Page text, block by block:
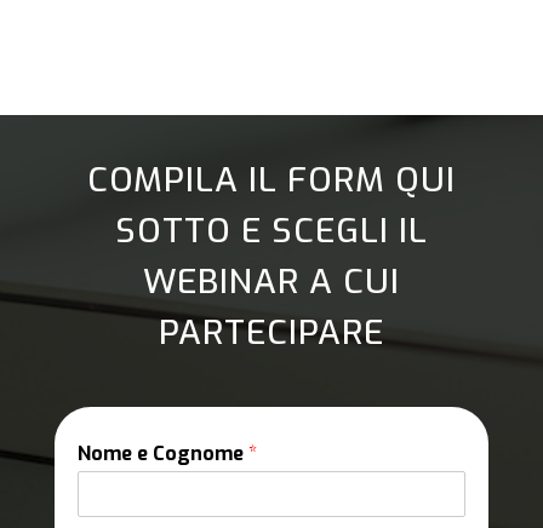
COMPILA IL FORM QUI
SOTTO E SCEGLI IL
WEBINAR A CUI
PARTECIPARE
Nome e Cognome*